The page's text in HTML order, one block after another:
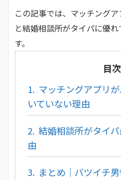
この記事では、マッチング
と結婚相談所がタイパに優
す。
目次
1. マッチングアプリ
いていない理由
2. 結婚相談所がタイ
由
3. まとめ｜バツイチ